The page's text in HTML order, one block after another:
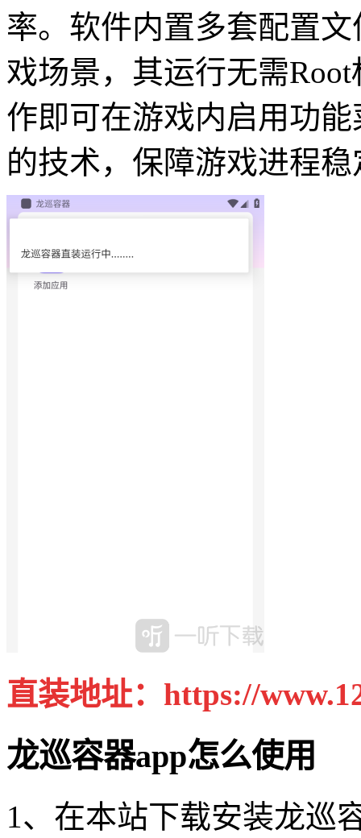
率。软件内置多套配置
戏场景，其运行无需
作即可在游戏内启用功
的技术，保障游戏进程
直装地址：https://
龙巡容器app怎么使用
1、在本站下载安装龙巡